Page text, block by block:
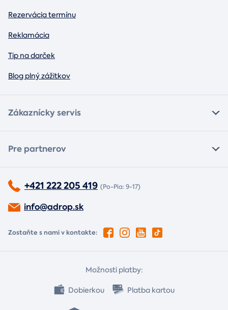
Rezervácia termínu
Reklamácia
Tip na darček
Blog plný zážitkov
Zákaznícky servis
Pre partnerov
+421 222 205 419 (Po-Pia: 9-17)
info@adrop.sk
Zostaňte s nami v kontakte:
Možnosti platby:
Dobierkou Platba kartou